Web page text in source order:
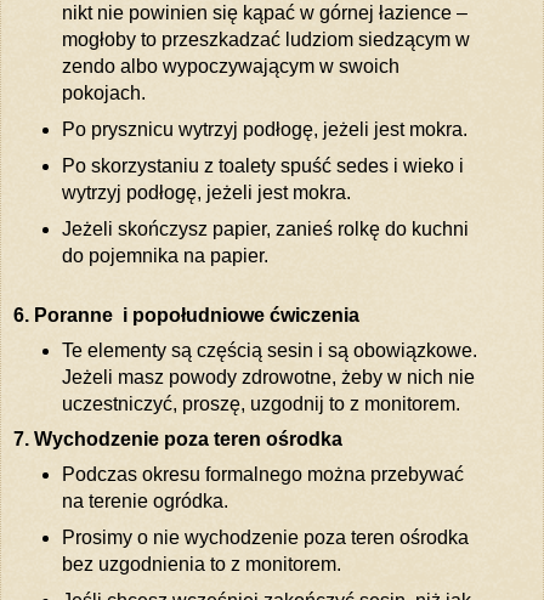
nikt nie powinien się kąpać w górnej łazience –
mogłoby to przeszkadzać ludziom siedzącym w
zendo albo wypoczywającym w swoich
pokojach.
Po prysznicu wytrzyj podłogę, jeżeli jest mokra.
Po skorzystaniu z toalety spuść sedes i wieko i
wytrzyj podłogę, jeżeli jest mokra.
Jeżeli skończysz papier, zanieś rolkę do kuchni
do pojemnika na papier.
6. Poranne i popołudniowe ćwiczenia
Te elementy są częścią sesin i są obowiązkowe.
Jeżeli masz powody zdrowotne, żeby w nich nie
uczestniczyć, proszę, uzgodnij to z monitorem.
7. Wychodzenie poza teren ośrodka
Podczas okresu formalnego można przebywać
na terenie ogródka.
Prosimy o nie wychodzenie poza teren ośrodka
bez uzgodnienia to z monitorem.